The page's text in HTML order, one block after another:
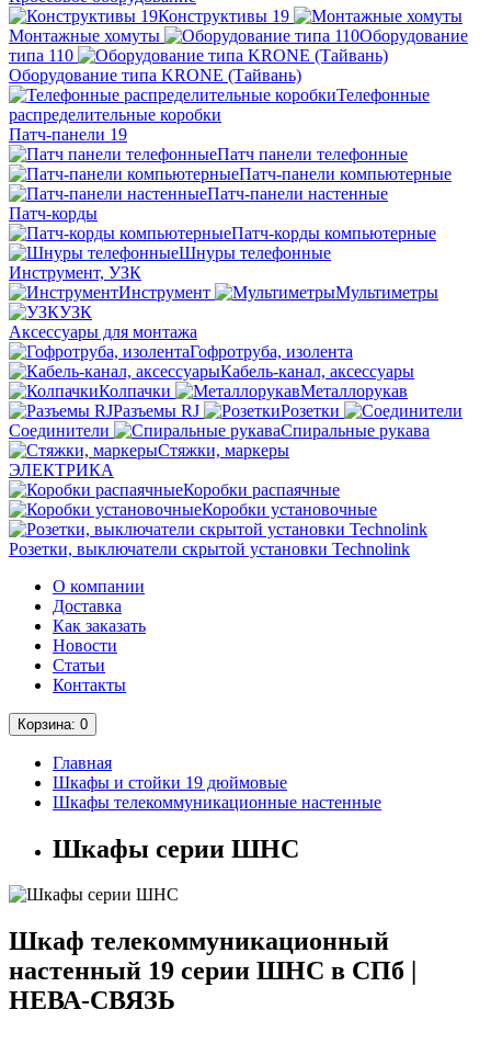
Конструктивы 19
Монтажные хомуты
Оборудование
типа 110
Оборудование типа KRONE (Тайвань)
Телефонные
распределительные коробки
Патч-панели 19
Патч панели телефонные
Патч-панели компьютерные
Патч-панели настенные
Патч-корды
Патч-корды компьютерные
Шнуры телефонные
Инструмент, УЗК
Инструмент
Мультиметры
УЗК
Аксессуары для монтажа
Гофротруба, изолента
Кабель-канал, аксессуары
Колпачки
Металлорукав
Разъемы RJ
Розетки
Соединители
Спиральные рукава
Стяжки, маркеры
ЭЛЕКТРИКА
Коробки распаячные
Коробки установочные
Розетки, выключатели скрытой установки Technolink
О компании
Доставка
Как заказать
Новости
Статьи
Контакты
Корзина: 0
Главная
Шкафы и стойки 19 дюймовые
Шкафы телекоммуникационные настенные
Шкафы серии ШНС
Шкаф телекоммуникационный
настенный 19 серии ШНС в СПб |
НЕВА-СВЯЗЬ